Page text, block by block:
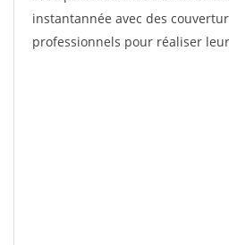
instantannée avec des
professionnels pour réaliser